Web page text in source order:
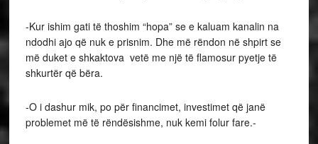
-Kur ishim gati të thoshim “hopa” se e kaluam kanalin na
ndodhi ajo që nuk e prisnim. Dhe më rëndon në shpirt se
më duket e shkaktova vetë me një të flamosur pyetje të
shkurtër që bëra.
-O i dashur mik, po për financimet, investimet që janë
problemet më të rëndësishme, nuk kemi folur fare.-